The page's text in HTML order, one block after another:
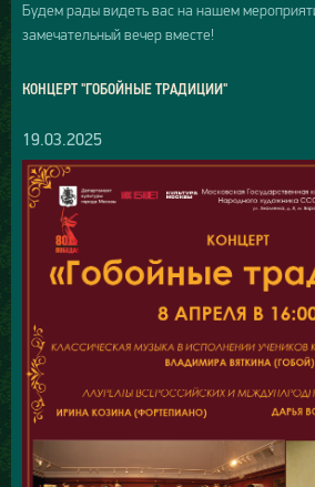
Будем рады видеть вас на нашем
замечательный вечер вместе!
КОНЦЕРТ "ГОБОЙНЫЕ ТРАДИЦИИ"
19.03.2025